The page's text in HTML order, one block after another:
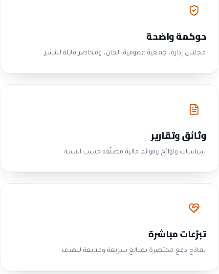
حوكمة واضحة
مجلس إدارة، جمعية عمومية، لجان، ومحاضر قابلة للنشر.
وثائق وتقارير
سياسات ولوائح وقوائم مالية مصنّفة حسب السنة.
تبرّعات مباشرة
نماذج دفع مختصرة بمبالغ سريعة ومتابعة للهدف.